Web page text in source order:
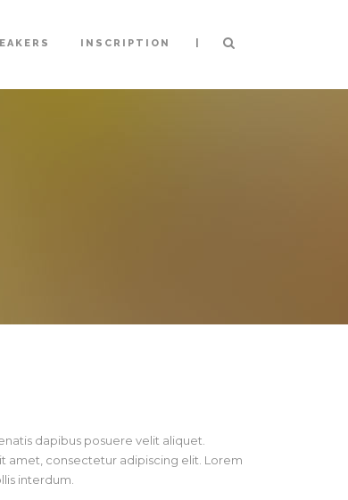
INSCRIPTION |
dapibus posuere velit aliquet.
amet, consectetur adipiscing elit. Lorem
interdum.